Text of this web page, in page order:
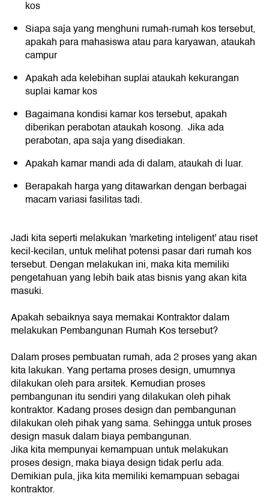
kos
Siapa saja yang menghuni rumah-rumah kos tersebut,
apakah para mahasiswa atau para karyawan, ataukah
campur
Apakah ada kelebihan suplai ataukah kekurangan
suplai kamar kos
Bagaimana kondisi kamar kos tersebut, apakah
diberikan perabotan ataukah kosong. Jika ada
perabotan, apa saja yang disediakan.
Apakah kamar mandi ada di dalam, ataukah di luar.
Berapakah harga yang ditawarkan dengan berbagai
macam variasi fasilitas tadi.
Jadi kita seperti melakukan 'marketing inteligent' atau riset
kecil-kecilan, untuk melihat potensi pasar dari rumah kos
tersebut. Dengan melakukan ini, maka kita memiliki
pengetahuan yang lebih baik atas bisnis yang akan kita
masuki.
Apakah sebaiknya saya memakai Kontraktor dalam
melakukan Pembangunan Rumah Kos tersebut?
Dalam proses pembuatan rumah, ada 2 proses yang akan
kita lakukan. Yang pertama proses design, umumnya
dilakukan oleh para arsitek. Kemudian proses
pembangunan itu sendiri yang dilakukan oleh pihak
kontraktor. Kadang proses design dan pembangunan
dilakukan oleh pihak yang sama. Sehingga untuk proses
design masuk dalam biaya pembangunan.
Jika kita mempunyai kemampuan untuk melakukan
proses design, maka biaya design tidak perlu ada.
Demikian pula, jika kita memiliki kemampuan sebagai
kontraktor.